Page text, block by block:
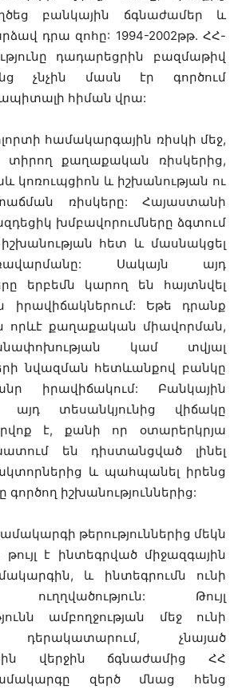
բանկային ճգնաժամեր և
դրա զոհը: 1994-2002թթ. ՀՀ-
դադարեցրին բազմաթիվ
չնչին մասն էր գործում
հիման վրա:
համակարգային ռիսկի մեջ,
տիրող քաղաքական ռիսկերից,
կոռուպցիոն և իշխանության ու
ռիսկերը: Հայաստանի
խմբավորումները ձգտում
իշխանության հետ և մասնակցել
Սակայն այդ
երբեմն կարող են հայտնվել
իրավիճակներում: Եթե դրանք
որևէ քաղաքական միավորման,
կամ տվյալ
նվազման հետևանքով բանկը
իրավիճակում: Բանկային
այդ տեսանկյունից վիճակը
է, քանի որ օտարերկրյա
են դիստանցված լինել
և պահպանել իրենց
գործող իշխանություններից:
թերություններից մեկն
է ինտեգրված միջազգային
և ինտեգրումն ունի
ուղղվածություն: Թույլ
ամբողջության մեջ ունի
դերակատարում, չնայած
վերջին ճգնաժամից ՀՀ
զերծ մնաց հենց